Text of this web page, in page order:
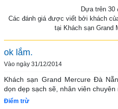
Dựa trên 30
Các đánh giá được viết bởi khách
tại Khách sạn Grand
ok lắm.
Vào ngày 31/12/2014
Khách sạn Grand Mercure Đà
Điểm trừ